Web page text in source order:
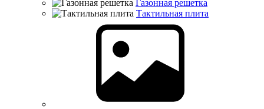
Газонная решетка
Тактильная плита